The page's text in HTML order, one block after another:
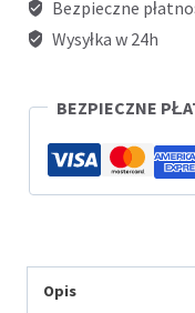
/
H505X
/
CF505X)
Bezpieczne
Wysyłka w 24h
BEZPIECZNE
Opis